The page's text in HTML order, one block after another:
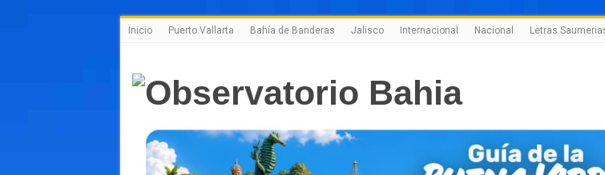
Inicio Puerto Vallarta Bahía de Banderas Jalisco Internacional Nacional Letras